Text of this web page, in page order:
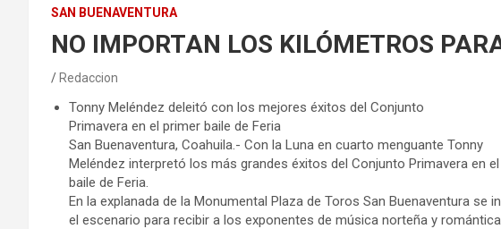
SAN BUENAVENTURA
NO IMPORTAN LOS KILÓMETROS
Redaccion
Tonny Meléndez deleitó con los mejores éxitos del Conjunto
Primavera en el primer baile de Feria
San Buenaventura, Coahuila.- Con la Luna en cuarto menguante Tonny
Meléndez interpretó los más grandes éxitos del Conjunto Primavera en
baile de Feria.
En la explanada de la Monumental Plaza de Toros San Buenaventura se
el escenario para recibir a los exponentes de música norteña y